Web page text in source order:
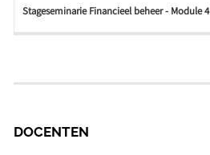
Stageseminarie Financieel beheer - Module 4
DOCENTEN